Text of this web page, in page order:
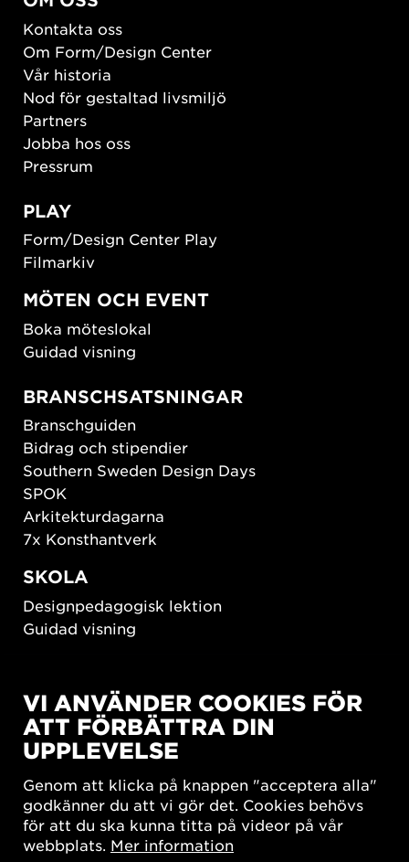
Kontakta oss
Om Form/Design Center
Vår historia
Nod för gestaltad livsmiljö
Partners
Jobba hos oss
Pressrum
PLAY
Form/Design Center Play
Filmarkiv
MÖTEN OCH EVENT
Boka möteslokal
Guidad visning
BRANSCHSATSNINGAR
Branschguiden
Bidrag och stipendier
Southern Sweden Design Days
SPOK
Arkitekturdagarna
7x Konsthantverk
SKOLA
Designpedagogisk lektion
Guidad visning
New European Bauhaus
SUSTAINORDIC
Share Future Living
What Matter_s
VI ANVÄNDER COOKIES FÖR
ATT FÖRBÄTTRA DIN
UPPLEVELSE
Genom att klicka på knappen "acceptera alla"
godkänner du att vi gör det. Cookies behövs
för att du ska kunna titta på videor på vår
webbplats. Mer information